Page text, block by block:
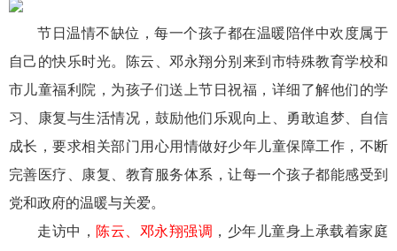
节日温情不缺位，每一个孩子都在温暖陪伴中欢度属于
自己的快乐时光。陈云、邓永翔分别来到市特殊教育学校和
市儿童福利院，为孩子们送上节日祝福，详细了解他们的学
习、康复与生活情况，鼓励他们乐观向上、勇敢追梦、自信
成长，要求相关部门用心用情做好少年儿童保障工作，不断
完善医疗、康复、教育服务体系，让每一个孩子都能感受到
党和政府的温暖与关爱。
走访中，陈云、邓永翔强调 ，少年儿童身上承载着家庭